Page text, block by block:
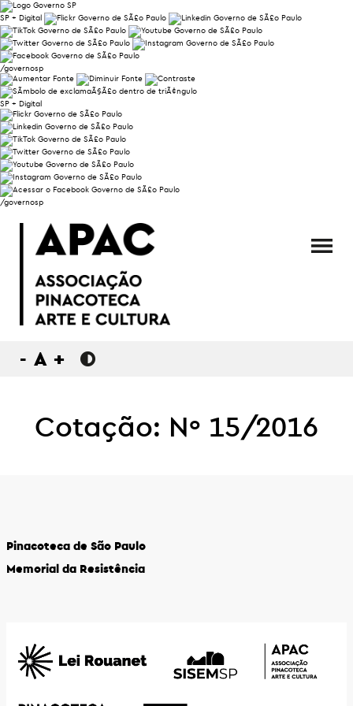
SP + Digital
/governosp
SP + Digital
/governosp
- A +
Cotação: Nº 15/2016
Pinacoteca de São Paulo
Memorial da Resistência